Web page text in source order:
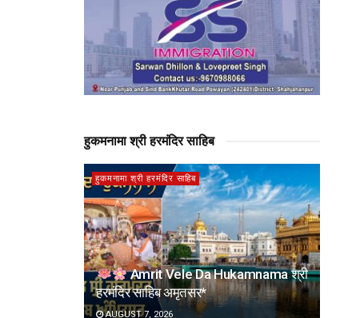
हुकमनामा श्री हरमंदिर साहिब
हुकमनामा श्री हरमंदिर साहिब
Amrit Vele Da Hukamnama श्री
हरमंदिर साहिब अमृतसर*
AUGUST 7, 2026